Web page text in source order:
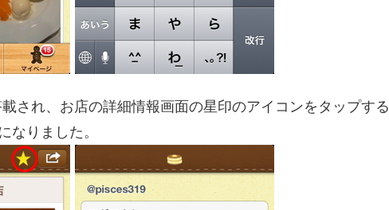
され、お店の詳細情報画面の星印のアイコンをタップする
なりました。